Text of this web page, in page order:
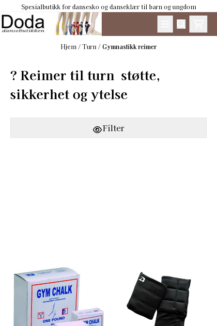
Hopp til innhold
Spesialbutikk for dansesko og danseklær til barn og ungdom
Hjem /Turn / Gymnastikk reimer
? Reimer til turn  støtte,
sikkerhet og ytelse
Filter